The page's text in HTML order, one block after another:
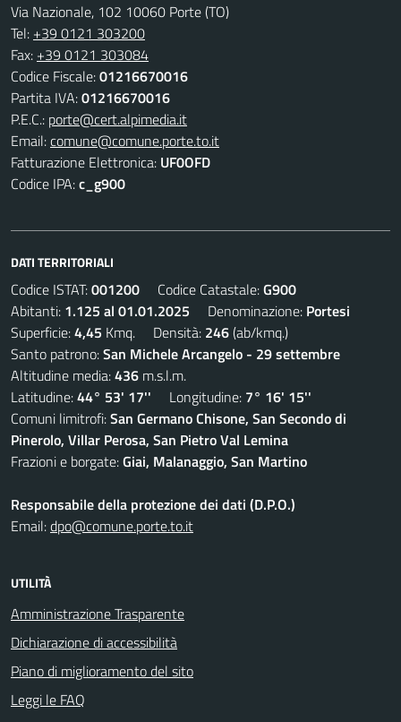
Via Nazionale, 102 10060 Porte (TO)
Tel: +39 0121 303200
Fax: +39 0121 303084
Codice Fiscale:01216670016
Partita IVA:01216670016
P.E.C.: porte@cert.alpimedia.it
Email:comune@comune.porte.to.it
Fatturazione Elettronica: UF0OFD
Codice IPA:c_g900
DATI TERRITORIALI
Codice ISTAT:001200 Codice Catastale:G900
Abitanti: 1.125 al 01.01.2025 Denominazione: Portesi
Superficie:4,45 Kmq. Densità: 246(ab/kmq.)
Santo patrono:San Michele Arcangelo - 29 settembre
Altitudine media:436 m.s.l.m.
Latitudine:44° 53' 17'' Longitudine: 7° 16' 15''
Comuni limitrofi:San Germano Chisone, San Secondo di
Pinerolo, Villar Perosa, San Pietro Val Lemina
Frazioni e borgate:Giai, Malanaggio, San Martino
Responsabile della protezione dei dati (D.P.O.)
Email:dpo@comune.porte.to.it
UTILITÀ
Amministrazione Trasparente
Dichiarazione di accessibilità
Piano di miglioramento del sito
Leggi le FAQ